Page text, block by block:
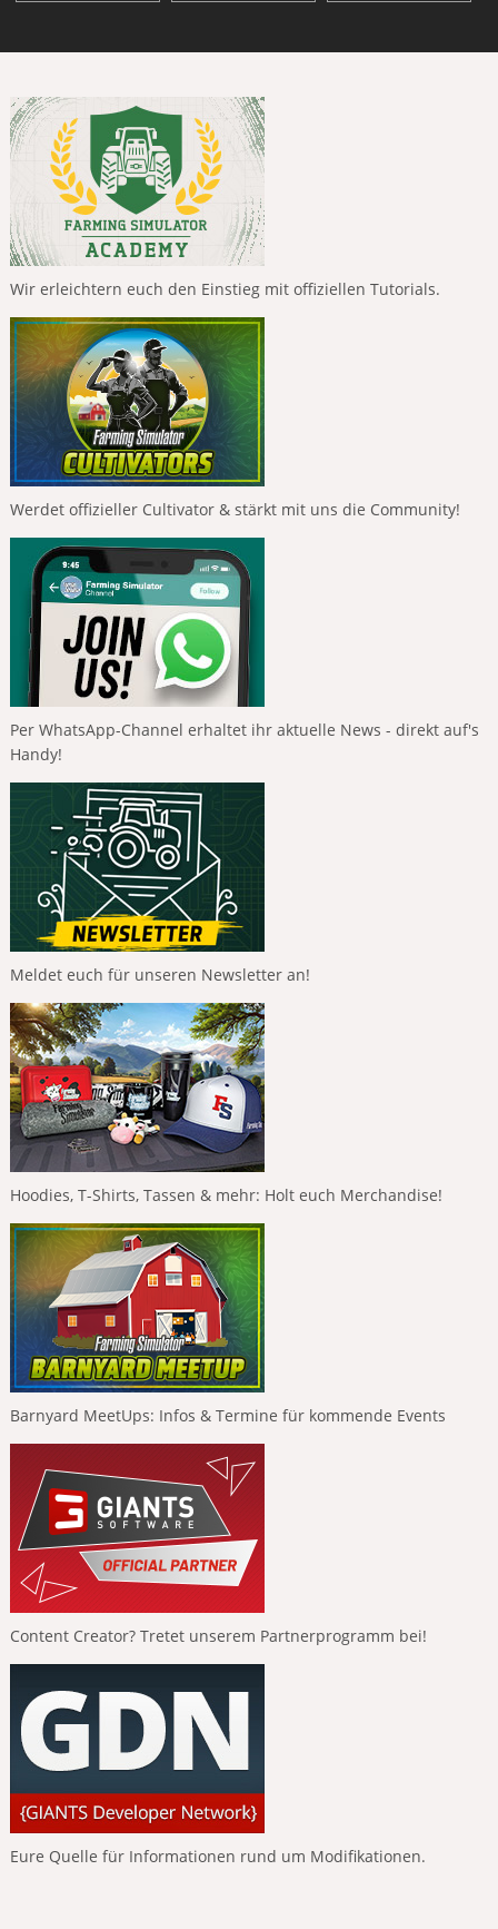
Wir erleichtern euch den Einstieg mit offiziellen Tutorials.
Werdet offizieller Cultivator & stärkt mit uns die Community!
Per WhatsApp-Channel erhaltet ihr aktuelle News - direkt auf's
Handy!
Meldet euch für unseren Newsletter an!
Hoodies, T-Shirts, Tassen & mehr: Holt euch Merchandise!
Barnyard MeetUps: Infos & Termine für kommende Events
Content Creator? Tretet unserem Partnerprogramm bei!
Eure Quelle für Informationen rund um Modifikationen.